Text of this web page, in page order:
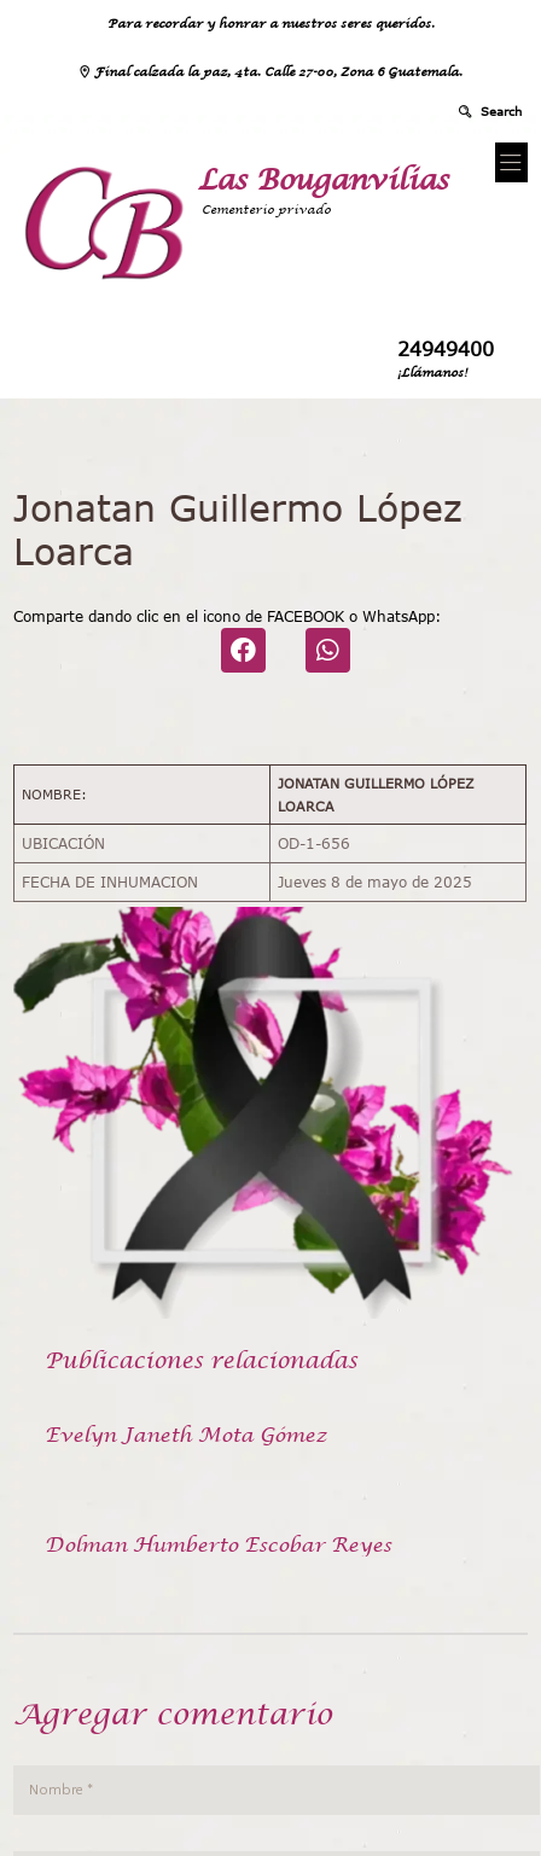
Para recordar y honrar a nuestros seres queridos.
Final calzada la paz, 4ta. Calle 27-00, Zona 6 Guatemala.
Las Bouganvilias
Cementerio privado
24949400
¡Llámanos!
Jonatan Guillermo López
Loarca
Comparte dando clic en el icono de FACEBOOK o WhatsApp:
NOMBRE:
JONATAN GUILLERMO LÓPEZ
LOARCA
UBICACIÓN OD-1-656
FECHA DE INHUMACION Jueves 8 de mayo de 2025
Publicaciones relacionadas
Evelyn Janeth Mota Gómez
Dolman Humberto Escobar Reyes
Agregar comentario